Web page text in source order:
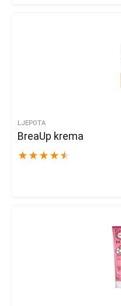
LJEPOTA
BreaUp krema
★ ★ ★ ★ ★